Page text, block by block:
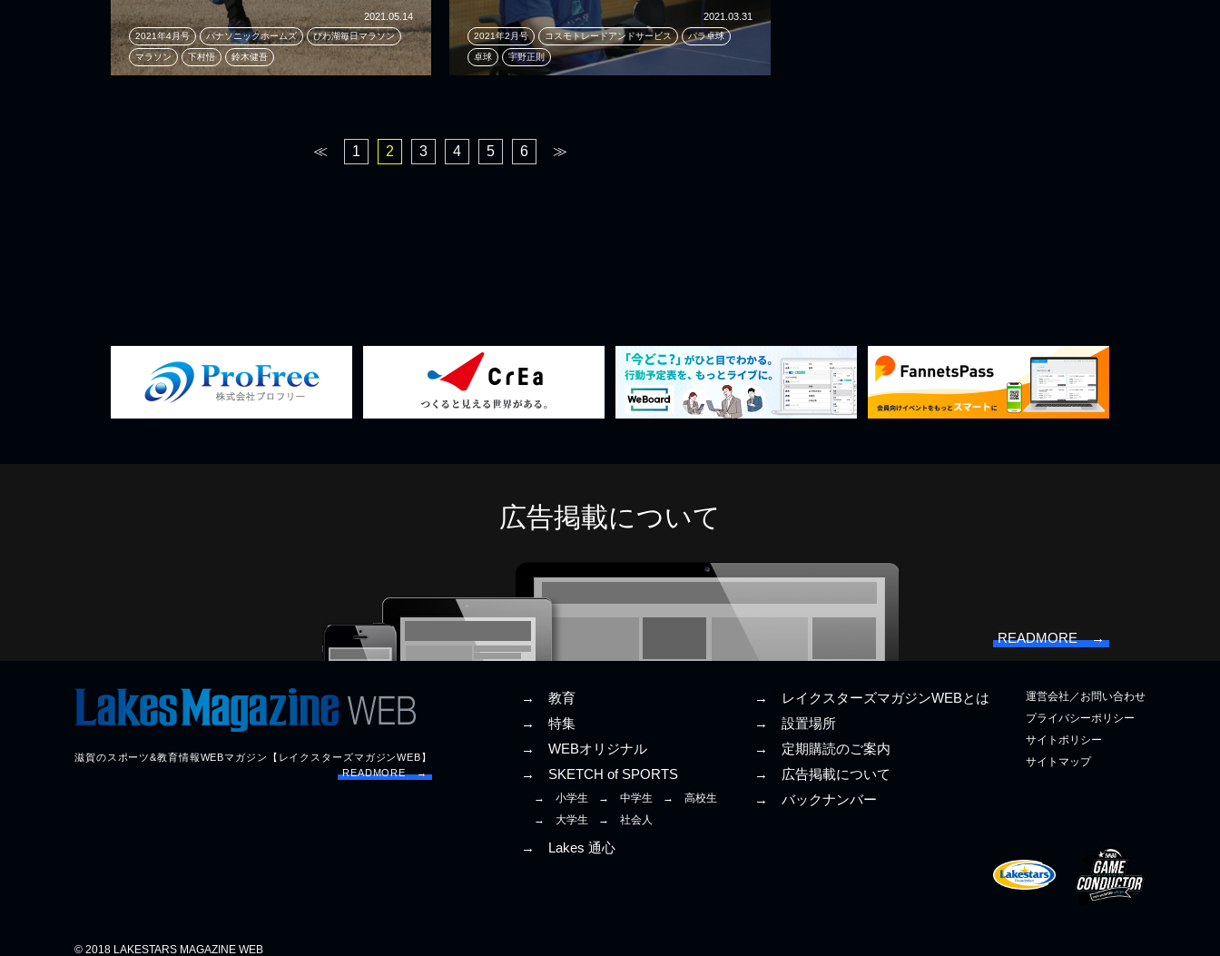
2021.05.14
2021年4月号 パナソニックホームズ びわ湖毎日マラソン
マラソン 下村悟 鈴木健吾
2021.03.31
2021年2月号 コスモトレードアンドサービス パラ卓球
卓球 宇野正則
≪ 1 2 3 4 5 6 ≫
広告掲載について
READMORE →
滋賀のスポーツ&教育情報WEBマガジン【レイクスターズマガジンWEB】
READMORE →
→ 教育
→ 特集
→ WEBオリジナル
→ SKETCH of SPORTS
→ 小学生 → 中学生
→ 高校生
→ 大学生
→ 社会人
→ Lakes 通心
→ レイクスターズマガジンWEBとは
→ 設置場所
→ 定期購読のご案内
→ 広告掲載について
→ バックナンバー
運営会社／お問い合わせ
プライバシーポリシー
サイトポリシー
サイトマップ
© 2018 LAKESTARS MAGAZINE WEB